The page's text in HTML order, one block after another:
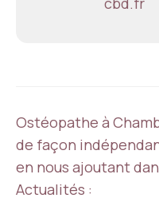
Ostéopathe à
de façon
en nous ajoutant
Actualités :